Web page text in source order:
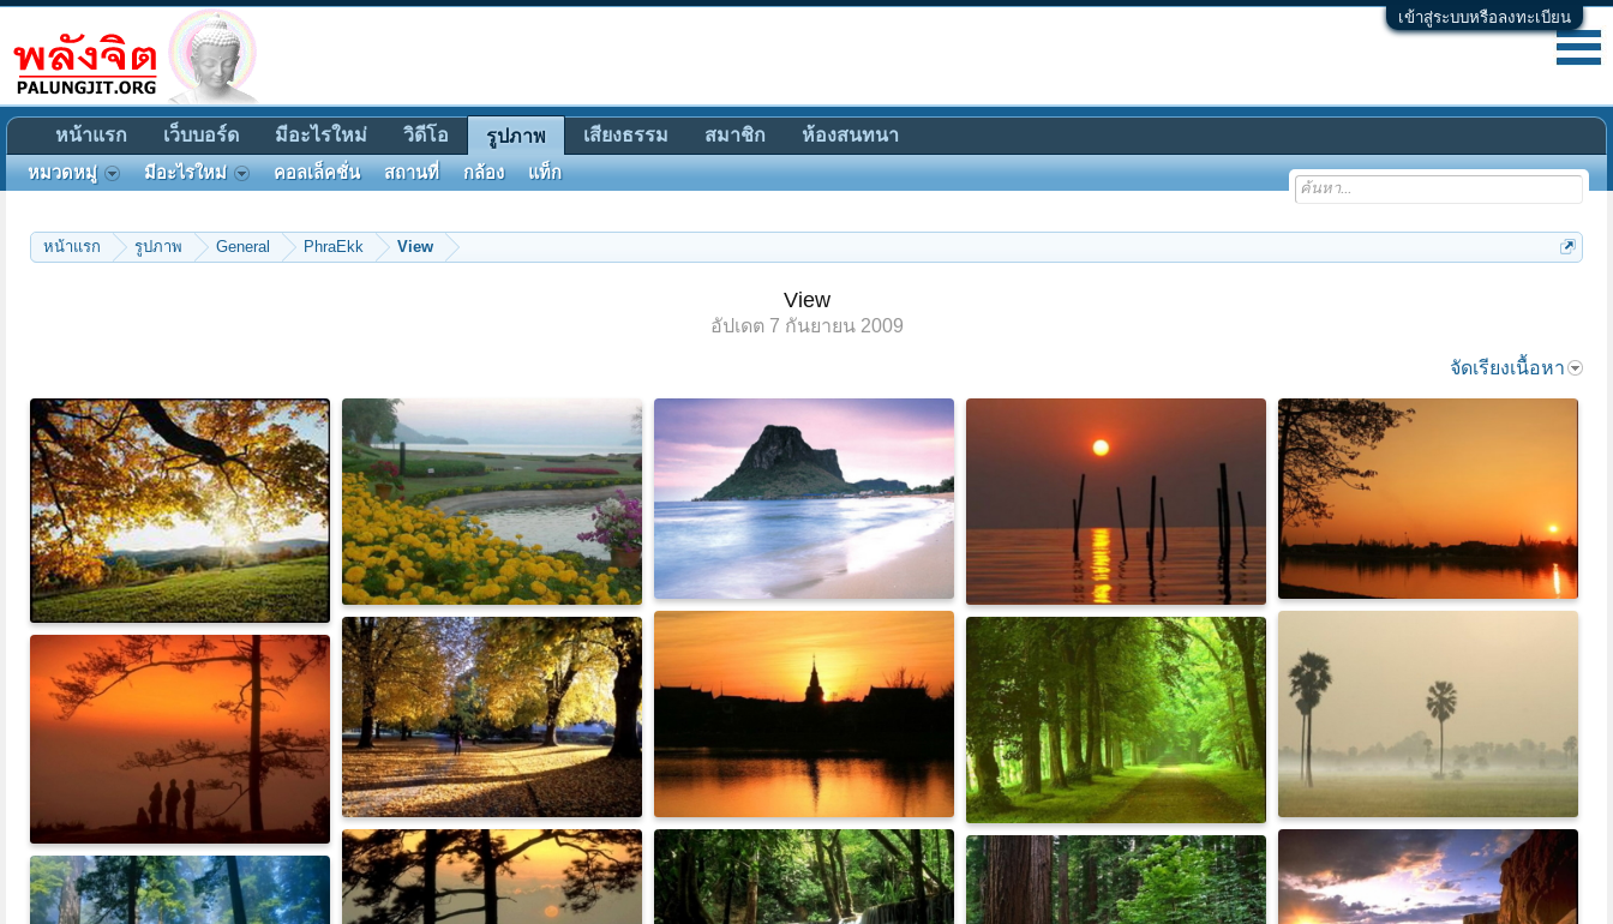
เข้าสู่ระบบหรือลงทะเบียน
หน้าแรก รูปภาพ General PhraEkk View
View
อัปเดต 7 กันยายน 2009
จัดเรียงเนื้อหา
หน้าแรก เว็บบอร์ด มีอะไรใหม่ วิดีโอ รูปภาพ
หมวดหมู่ มีอะไรใหม่ คอลเล็คชั่น สถานที่ กล้อง แท็ก
เสียงธรรม สมาชิก ห้องสนทนา